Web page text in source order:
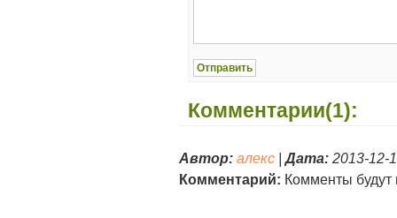
Комментарии(1):
Автор: алекс |Дата: 2013-12-
Комментарий: Комменты будут